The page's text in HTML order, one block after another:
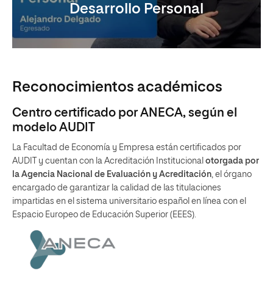
Desarrollo Personal
Reconocimientos académicos
Centro certificado por ANECA, según el
modelo AUDIT
La Facultad de Economía y Empresa están certificados por
AUDIT y cuentan con la Acreditación Institucional otorgada por
la Agencia Nacional de Evaluación y Acreditación, el órgano
encargado de garantizar la calidad de las titulaciones
impartidas en el sistema universitario español en línea con el
Espacio Europeo de Educación Superior (EEES).